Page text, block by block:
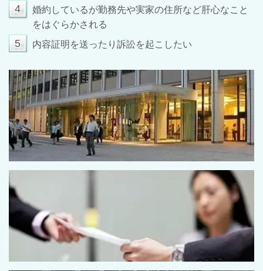
4
婚約しているが勤務先や実家の住所など肝心なこと
をはぐらかされる
5 内容証明を送ったり訴訟を起こしたい